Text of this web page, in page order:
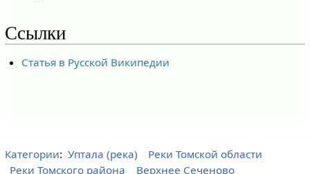
Ссылки
Статья в Русской Википедии
Категории: Уптала (река)
Реки Томской области
Реки Томского района
Верхнее Сеченово